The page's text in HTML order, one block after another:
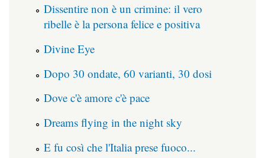
Dissentire non è un crimine: il vero
ribelle è la persona felice e positiva
Divine Eye
Dopo 30 ondate, 60 varianti, 30 dosi
Dove c'è amore c'è pace
Dreams flying in the night sky
E fu così che l'Italia prese fuoco...